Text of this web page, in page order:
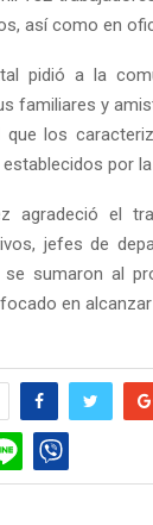
así como en
pidió a la
familiares y
los
por
agradeció el
jefes de
se sumaron al
en